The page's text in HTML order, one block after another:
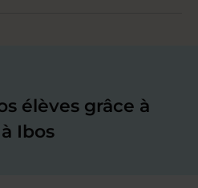
élèves grâce à
Ibos